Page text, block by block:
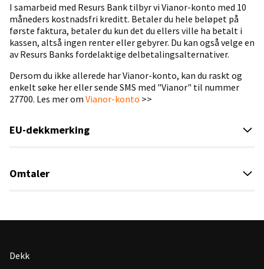
I samarbeid med Resurs Bank tilbyr vi Vianor-konto med 10
måneders kostnadsfri kreditt. Betaler du hele beløpet på
første faktura, betaler du kun det du ellers ville ha betalt i
kassen, altså ingen renter eller gebyrer. Du kan også velge en
av Resurs Banks fordelaktige delbetalingsalternativer.
Dersom du ikke allerede har Vianor-konto, kan du raskt og
enkelt søke her eller sende SMS med "Vianor" til nummer
27700. Les mer om Vianor-konto >>
EU-dekkmerking
Omtaler
Dekk